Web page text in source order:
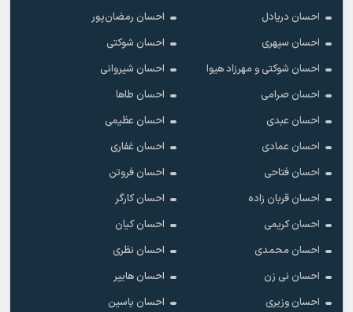
احسان دریادل
احسان رمضان‌پور
احسان سپهری
احسان شوکتی
احسان شوکتی و مهرزاد هیوا
احسان شیروانی
احسان صرامی
احسان طاها
احسان عبدی
احسان عظیمی
احسان عمادی
احسان غفاری
احسان فتاحی
احسان فروتن
احسان قربان زاده
احسان کارگر
احسان کریمی
احسان کیان
احسان محمدی
احسان نظری
احسان نی زن
احسان هایپر
احسان وزیری
احسان یاسین